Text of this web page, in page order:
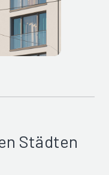
Städten